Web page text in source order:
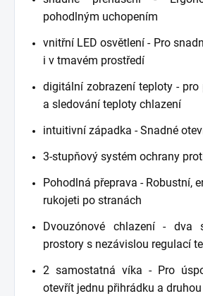
pohodlným uchopením
vnitřní LED osvětlení - Pro
i v tmavém prostředí
digitální zobrazení teploty - pro
a sledování teploty chlazení
intuitivní západka - Snadné
3-stupňový systém ochrany
Pohodlná přeprava - Robustní,
rukojeti po stranách
Dvouzónové chlazení - dva
prostory s nezávislou regulací
2 samostatná víka - Pro
otevřít jednu přihrádku a